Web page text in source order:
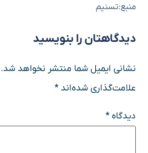
منبع:تسنیم
دیدگاهتان را بنویسید
نشانی ایمیل شما منتشر نخواهد شد.
علامت‌گذاری شده‌اند*
دیدگاه*